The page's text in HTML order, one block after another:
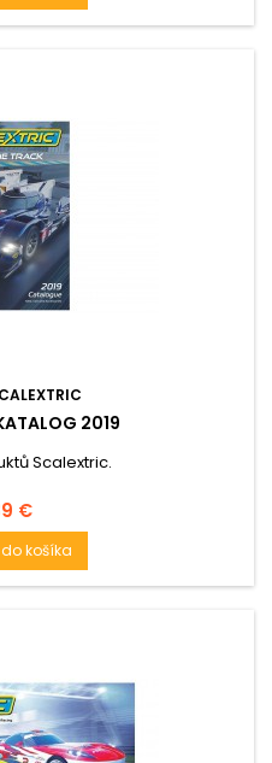
2019
Scalextric.
€
košíka